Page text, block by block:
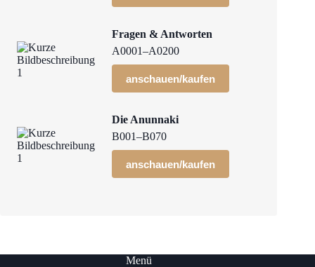
Fragen & Antworten
A0001–A0200
anschauen/kaufen
Die Anunnaki
B001–B070
anschauen/kaufen
Menü